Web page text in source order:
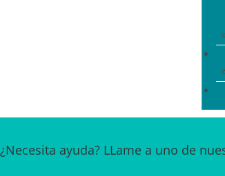
¿Necesita ayuda? LLame a uno de